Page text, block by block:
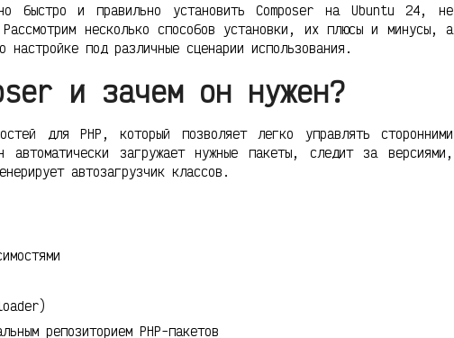
быстро и правильно установить Composer на Ubuntu 24, не
несколько способов установки, их плюсы и минусы, а
настройке под различные сценарии использования.
и зачем он нужен?
для PHP, который позволяет легко управлять сторонними
загружает нужные пакеты, следит за версиями,
автозагрузчик классов.
репозиторием PHP-пакетов